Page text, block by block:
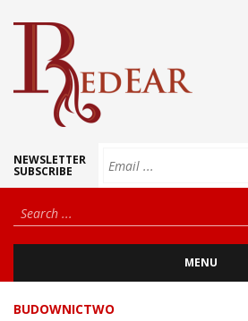
NEWSLETTER
SUBSCRIBE
MENU
BUDOWNICTWO